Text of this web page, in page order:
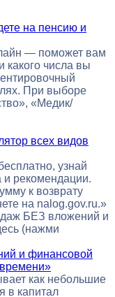
на пенсию и
— поможет вам
какого числа вы
При выборе
«Медик/
всех видов
узнай
рекомендации.
к возврату
на nalog.gov.ru.»
БЕЗ вложений и
(нажми
и финансовой
как небольшие
в капитал